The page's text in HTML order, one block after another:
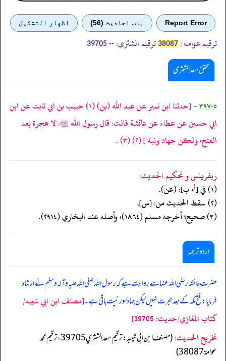
Report Error باب احادیث (56) اظهار التشكيل
ترقیم عوامۃ: 38087 ترقیم الشثری: --
39705
محقق سعد الشثری
٣٩٧٠٥ - [حدثنا ابن نمير عن عبد الله(بن)(١) حبيب بن ابي ثابت عن ابن
ابي حسين عن عطاء عن عائشة قالت: قال رسول الله ﷺ:"لا هجرة بعد
الفتح، ولكن جهاد ونية"](٢) (٣) .
ريفرينس و تحكيم الحدیث:
(١) في [أ، ب]: (عن).
(٢) سقط الحديث من: [س].
(٣) صحيح؛ أخرجه مسلم (١٨٦٤)، وأصله عند البخاري (٢٩١٤).
اردو ترجمہ
حضرت عائشہ رضی اللہ عنہا سے روایت ہے کہ رسول اللہ صلی اللہ علیہ وآلہ وسلم نے ارشاد
فرمایا: فتح مکہ کے بعد ہجرت نہیں لیکن جہاد اور نیت باقی ہے۔[مصنف ابن ابي شيبه/
كتاب المغازي/حدیث: 39705]
تخریج الحدیث:
(مصنف ابن ابي شيبه: ترقيم سعد الشثري 39705، ترقيم محمد
عوامة 38087)